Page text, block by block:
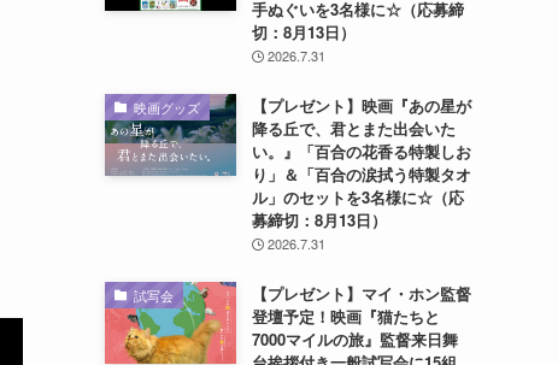
手ぬぐいを3名様に☆（応募締
切：8月13日）
2026.7.31
映画グッズ
【プレゼント】映画『あの星が
降る丘で、君とまた出会いた
い。』「百合の花香る特製しお
り」＆「百合の涙拭う特製タオ
ル」のセットを3名様に☆（応
募締切：8月13日）
2026.7.31
試写会
【プレゼント】マイ・ホン監督
登壇予定！映画『猫たちと
7000マイルの旅』監督来日舞